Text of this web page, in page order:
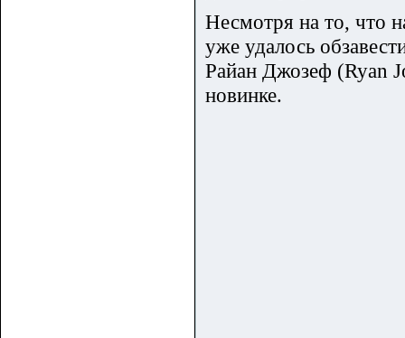
Несмотря на то, что
уже удалось
Райан Джозеф (Ryan
новинке.